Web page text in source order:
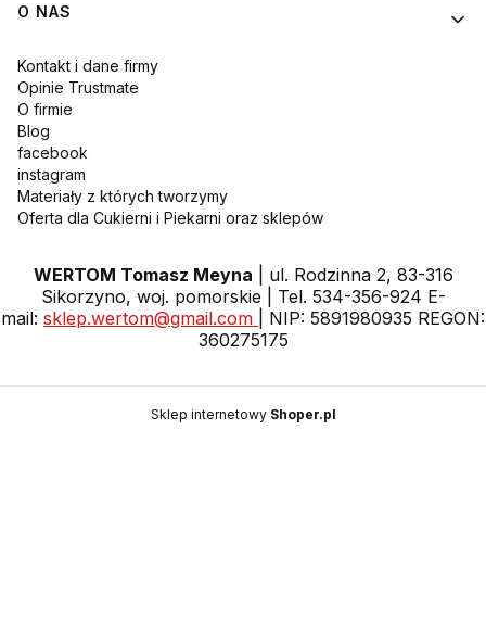
O NAS
Kontakt i dane firmy
Opinie Trustmate
O firmie
Blog
facebook
instagram
Materiały z których tworzymy
Oferta dla Cukierni i Piekarni oraz sklepów
WERTOM Tomasz Meyna | ul. Rodzinna 2, 83-316
Sikorzyno, woj. pomorskie | Tel. 534-356-924 E-
mail: sklep.wertom@gmail.com
| NIP: 5891980935 REGON:
360275175
Sklep internetowy Shoper.pl